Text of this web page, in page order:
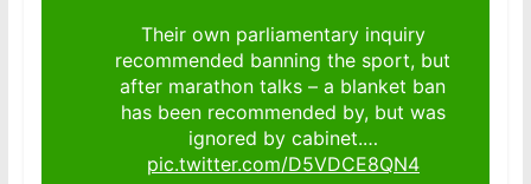
Their own parliamentary inquiry
recommended banning the sport, but
after marathon talks – a blanket ban
has been recommended by, but was
ignored by cabinet.…
pic.twitter.com/D5VDCE8QN4